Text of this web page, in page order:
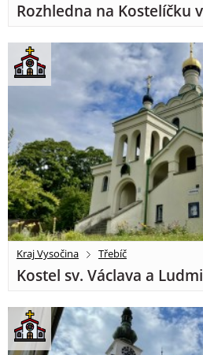
Rozhledna na Kostelíčku
Kraj Vysočina Třebíč
Kostel sv. Václava a